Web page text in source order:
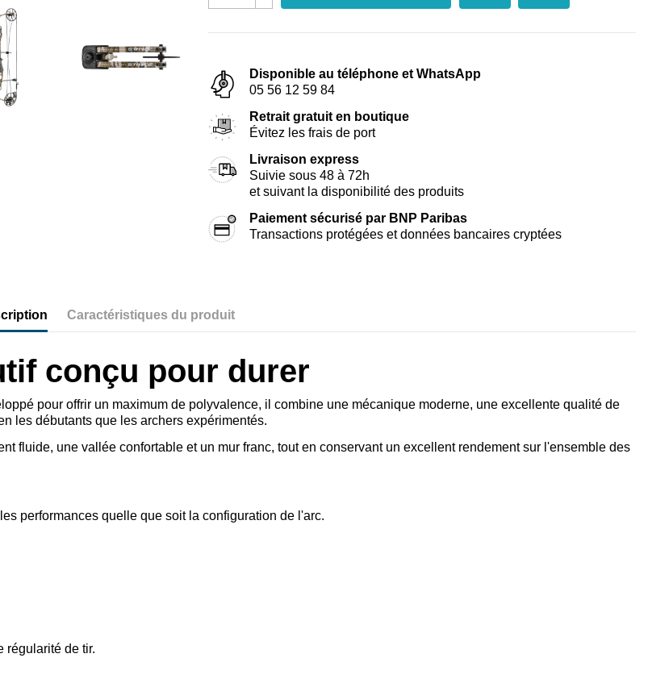
Disponible au téléphone et WhatsApp
05 56 12 59 84
Retrait gratuit en boutique
Évitez les frais de port
Livraison express
Suivie sous 48 à 72h
et suivant la disponibilité des produits
Paiement sécurisé par BNP Paribas
Transactions protégées et données bancaires cryptées
Caractéristiques du produit
conçu pour durer
pour offrir un maximum de polyvalence, il combine une mécanique moderne, une excellente qualité de
les débutants que les archers expérimentés.
fluide, une vallée confortable et un mur franc, tout en conservant un excellent rendement sur l'ensemble des
performances quelle que soit la configuration de l'arc.
régularité de tir.